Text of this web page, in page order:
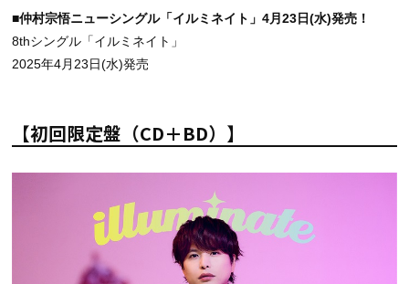
■仲村宗悟ニューシングル「イルミネイト」4月23日(水)発売！
8thシングル「イルミネイト」
2025年4月23日(水)発売
【初回限定盤（CD＋BD）】